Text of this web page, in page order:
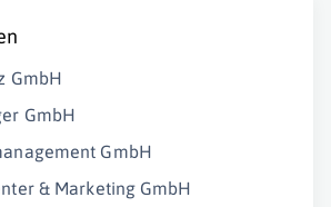
GmbH
GmbH
GmbH
& Marketing GmbH